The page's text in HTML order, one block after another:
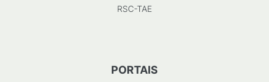
RSC-TAE
PORTAIS